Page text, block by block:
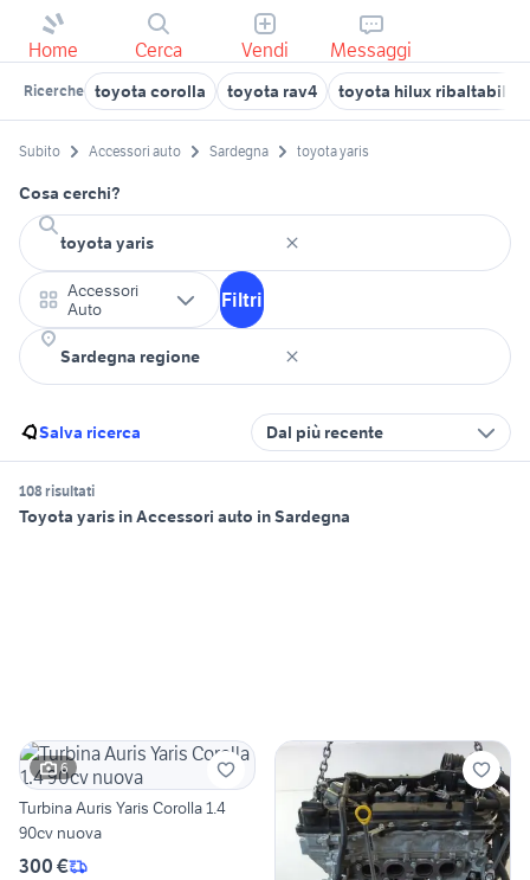
Home Cerca Vendi Messaggi
Ricerche toyota corolla toyota rav4 toyota hilux ribaltabile
Subito Accessori auto Sardegna toyota yaris
Cosa cerchi?
Accessori
Auto
Filtri
Salva ricerca Dal più recente
108 risultati
Toyota yaris in Accessori auto in Sardegna
6
Turbina Auris Yaris Corolla 1.4
90cv nuova
300 €